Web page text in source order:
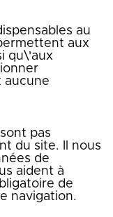
au
aux
qu\'aux
aucune
pas
du site. Il nous
de
aident à
de
navigation.